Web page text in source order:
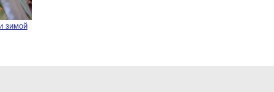
зимой